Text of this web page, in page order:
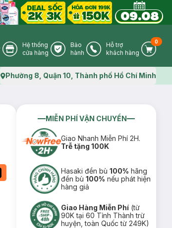
Store Icon
Hệ thống
cửa hàng
Warranty Icon
Bảo
hành
Phone Icon
Hỗ trợ
khách hàng
Cart
0
Map icon
Phường 8, Quận 10, Thành phố Hồ Chí Minh
MIỄN PHÍ VẬN CHUYỂN
Giao Nhanh Miễn Phí 2H.
Trễ tặng 100K
Hasaki đền bù100% hãng
đền bù100% nếu phát hiện
hàng giả
Giao Hàng Miễn Phí (từ
90K tại 60 Tỉnh Thành trừ
huyện, toàn Quốc từ 249K)